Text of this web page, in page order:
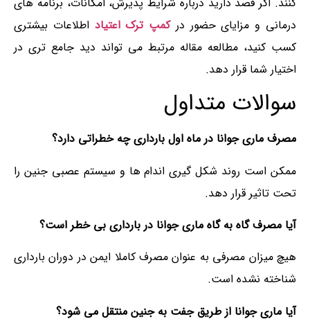
درمانی و مزایای حضور درکمپ ترک اعتیاد اطلاعات بیشتری
کسب کنید، مطالعه مقاله مرتبط می تواند دید جامع تری در
اختیار شما قرار دهد.
سوالات متداول
مصرف ماری جوانا در ماه اول بارداری چه خطراتی دارد؟
ممکن است روند شکل گیری اندام ها و سیستم عصبی جنین را
تحت تاثیر قرار دهد.
آیا مصرف گاه به گاه ماری جوانا در بارداری بی خطر است؟
هیچ میزان مصرفی به عنوان مصرف کاملا ایمن در دوران بارداری
شناخته نشده است.
آیا ماری جوانا از طریق جفت به جنین منتقل می شود؟